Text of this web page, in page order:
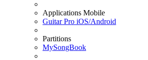
Applications Mobile
Guitar Pro iOS/Android
Partitions
MySongBook